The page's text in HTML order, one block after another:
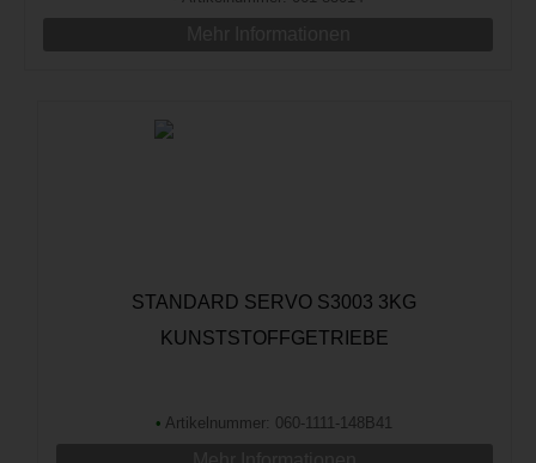
STANDARD SERVO S3003 3KG
KUNSTSTOFFGETRIEBE
• Artikelnummer: 060-1111-148B41